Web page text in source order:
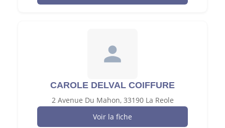
CAROLE DELVAL COIFFURE
2 Avenue Du Mahon, 33190 La Reole
Voir la fiche